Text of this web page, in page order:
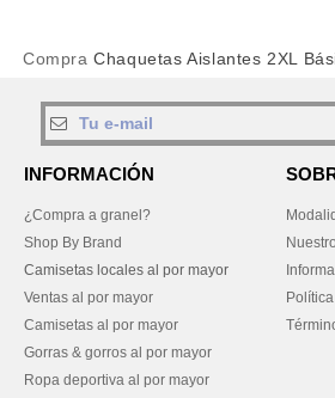
CompraChaquetas Aislantes 2XL
INFORMACIÓN
¿Compra a granel?
Shop By Brand
Camisetas locales al por mayor
Ventas al por mayor
Camisetas al por mayor
Gorras & gorros al por mayor
Ropa deportiva al por mayor